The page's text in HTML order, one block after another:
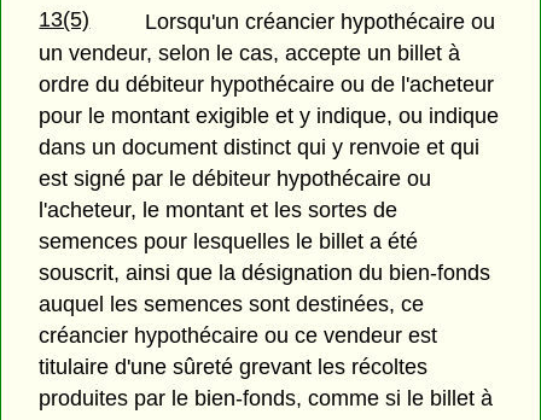
13(5)
Lorsqu'un créancier hypothécaire ou
un vendeur, selon le cas, accepte un billet à
ordre du débiteur hypothécaire ou de l'acheteur
pour le montant exigible et y indique, ou indique
dans un document distinct qui y renvoie et qui
est signé par le débiteur hypothécaire ou
l'acheteur, le montant et les sortes de
semences pour lesquelles le billet a été
souscrit, ainsi que la désignation du bien-fonds
auquel les semences sont destinées, ce
créancier hypothécaire ou ce vendeur est
titulaire d'une sûreté grevant les récoltes
produites par le bien-fonds, comme si le billet à